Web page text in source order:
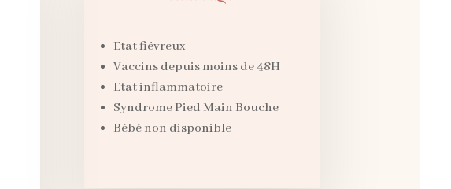
Etat fiévreux
Vaccins depuis moins de 48H
Etat inflammatoire
Syndrome Pied Main Bouche
Bébé non disponible